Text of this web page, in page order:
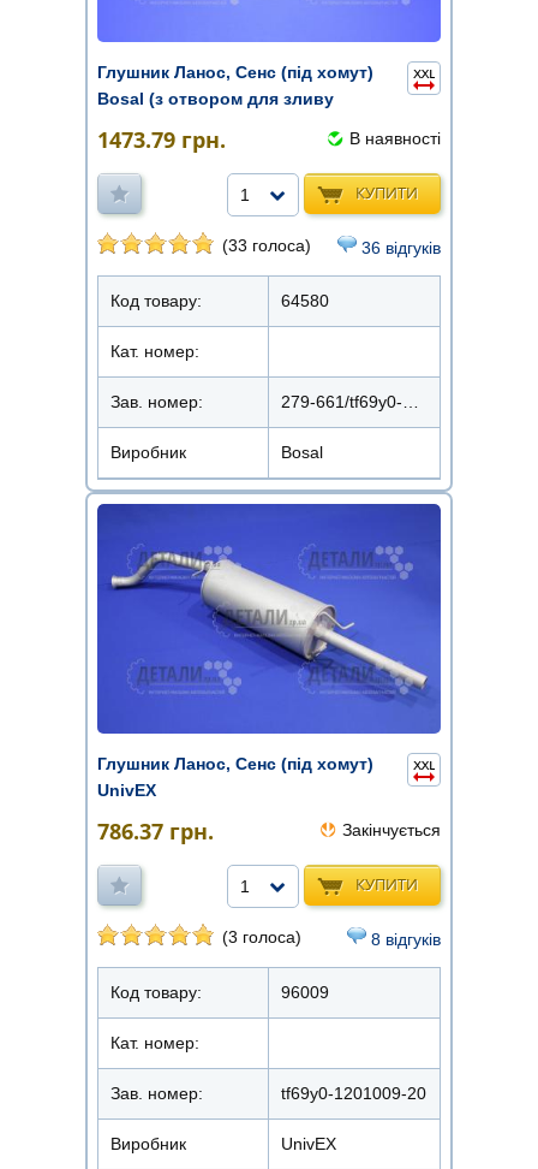
Глушник Ланос, Сенс (під хомут)
Bosal (з отвором для зливу
1473.79 грн. В наявності
КУПИТИ
1
(33 голоса) 36 відгуків
Код товару: 64580
Кат. номер:
Зав. номер: 279-661/tf69y0-1201009-20
Виробник Bosal
Глушник Ланос, Сенс (під хомут)
UnivEX
786.37 грн. Закінчується
КУПИТИ
1
(3 голоса) 8 відгуків
Код товару: 96009
Кат. номер:
Зав. номер: tf69y0-1201009-20
Виробник UnivEX